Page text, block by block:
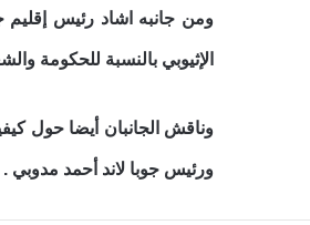
ومن جانبه اشاد رئيس إقليم
الإثيوبي بالنسبة للحكومة
وناقش الجانبان أيضا حول
ورئيس جوبا لاند أحمد مدوبي .